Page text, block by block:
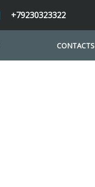
+79230323322
CONTACTS